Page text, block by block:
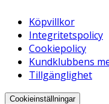
Köpvillkor
Integritetspolicy
Cookiepolicy
Kundklubbens
Tillgänglighet
Cookieinställningar